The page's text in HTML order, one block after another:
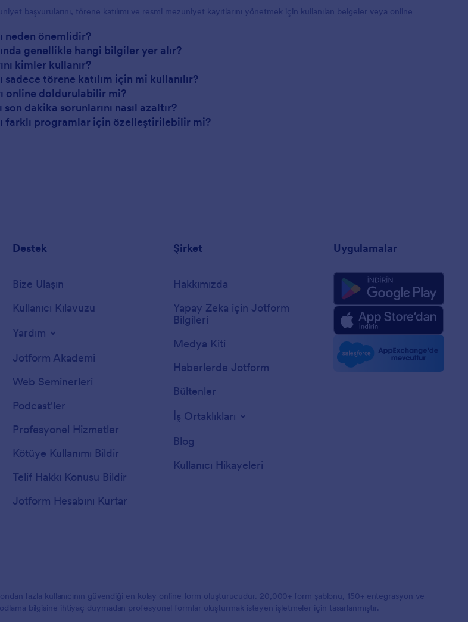
başvurularını, törene katılımı ve resmi mezuniyet kayıtlarını yönetmek için kullanılan belgeler veya online
neden önemlidir?
genellikle hangi bilgiler yer alır?
kimler kullanır?
törene katılım için mi kullanılır?
online doldurulabilir mi?
dakika sorunlarını nasıl azaltır?
farklı programlar için özelleştirilebilir mi?
Destek
Bize Ulaşın
Kullanıcı Kılavuzu
Yardım
Jotform Akademi
Web Seminerleri
Podcast'ler
Profesyonel Hizmetler
Kötüye Kullanımı Bildir
Telif Hakkı Konusu Bildir
Jotform Hesabını Kurtar
Şirket
Hakkımızda
Yapay Zeka için Jotform
Bilgileri
Medya Kiti
Haberlerde Jotform
Bültenler
İş Ortaklıkları
Blog
Kullanıcı Hikayeleri
Uygulamalar
fazla kullanıcının güvendiği en kolay online form oluşturucudur. 20,000+ form şablonu, 150+ entegrasyon ve
bilgisine ihtiyaç duymadan profesyonel formlar oluşturmak isteyen işletmeler için tasarlanmıştır.